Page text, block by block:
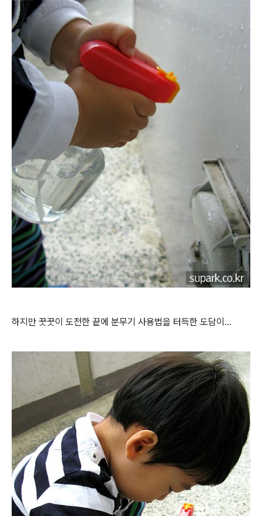
하지만 꿋꿋이 도전한 끝에 분무기 사용법을 터득한 도담이...